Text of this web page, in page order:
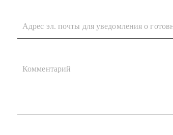
Адрес эл. почты для уведомления о
Комментарий